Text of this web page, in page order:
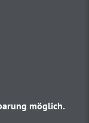
möglich.